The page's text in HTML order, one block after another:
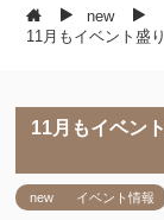
new
11月もイベント盛
11月もイベン
new イベント情報